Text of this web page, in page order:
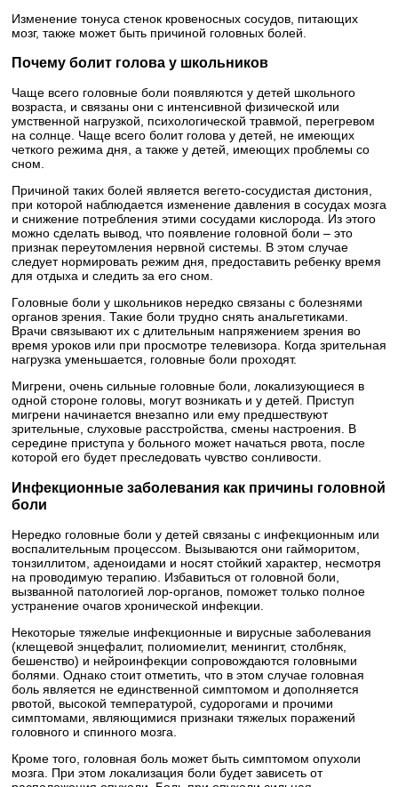
Изменение тонуса стенок кровеносных сосудов, питающих
мозг, также может быть причиной головных болей.
Почему болит голова у школьников
Чаще всего головные боли появляются у детей школьного
возраста, и связаны они с интенсивной физической или
умственной нагрузкой, психологической травмой, перегревом
на солнце. Чаще всего болит голова у детей, не имеющих
четкого режима дня, а также у детей, имеющих проблемы со
сном.
Причиной таких болей является вегето-сосудистая дистония,
при которой наблюдается изменение давления в сосудах мозга
и снижение потребления этими сосудами кислорода. Из этого
можно сделать вывод, что появление головной боли – это
признак переутомления нервной системы. В этом случае
следует нормировать режим дня, предоставить ребенку время
для отдыха и следить за его сном.
Головные боли у школьников нередко связаны с болезнями
органов зрения. Такие боли трудно снять анальгетиками.
Врачи связывают их с длительным напряжением зрения во
время уроков или при просмотре телевизора. Когда зрительная
нагрузка уменьшается, головные боли проходят.
Мигрени, очень сильные головные боли, локализующиеся в
одной стороне головы, могут возникать и у детей. Приступ
мигрени начинается внезапно или ему предшествуют
зрительные, слуховые расстройства, смены настроения. В
середине приступа у больного может начаться рвота, после
которой его будет преследовать чувство сонливости.
Инфекционные заболевания как причины головной
боли
Нередко головные боли у детей связаны с инфекционным или
воспалительным процессом. Вызываются они гайморитом,
тонзиллитом, аденоидами и носят стойкий характер, несмотря
на проводимую терапию. Избавиться от головной боли,
вызванной патологией лор-органов, поможет только полное
устранение очагов хронической инфекции.
Некоторые тяжелые инфекционные и вирусные заболевания
(клещевой энцефалит, полиомиелит, менингит, столбняк,
бешенство) и нейроинфекции сопровождаются головными
болями. Однако стоит отметить, что в этом случае головная
боль является не единственной симптомом и дополняется
рвотой, высокой температурой, судорогами и прочими
симптомами, являющимися признаки тяжелых поражений
головного и спинного мозга.
Кроме того, головная боль может быть симптомом опухоли
мозга. При этом локализация боли будет зависеть от